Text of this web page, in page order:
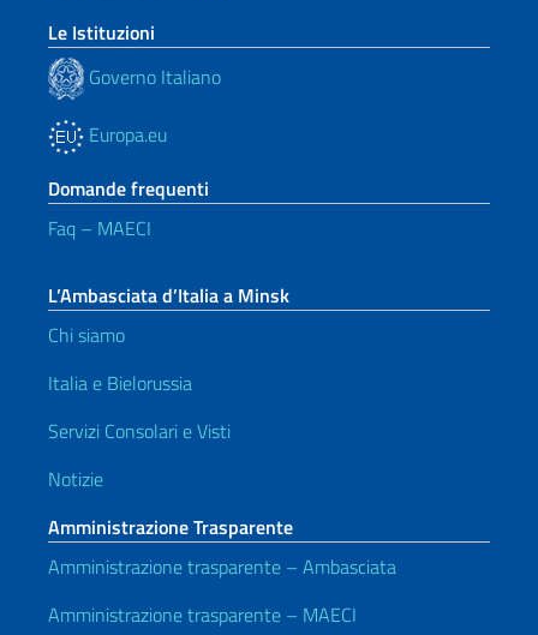
Le Istituzioni
Governo Italiano
Europa.eu
Domande frequenti
Faq – MAECI
L’Ambasciata d’Italia a Minsk
Chi siamo
Italia e Bielorussia
Servizi Consolari e Visti
Notizie
Amministrazione Trasparente
Amministrazione trasparente – Ambasciata
Amministrazione trasparente – MAECI